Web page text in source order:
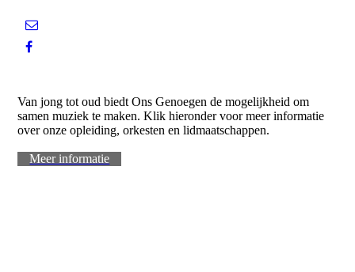
Van jong tot oud biedt Ons Genoegen de mogelijkheid om
samen muziek te maken. Klik hieronder voor meer informatie
over onze opleiding, orkesten en lidmaatschappen.
Meer informatie